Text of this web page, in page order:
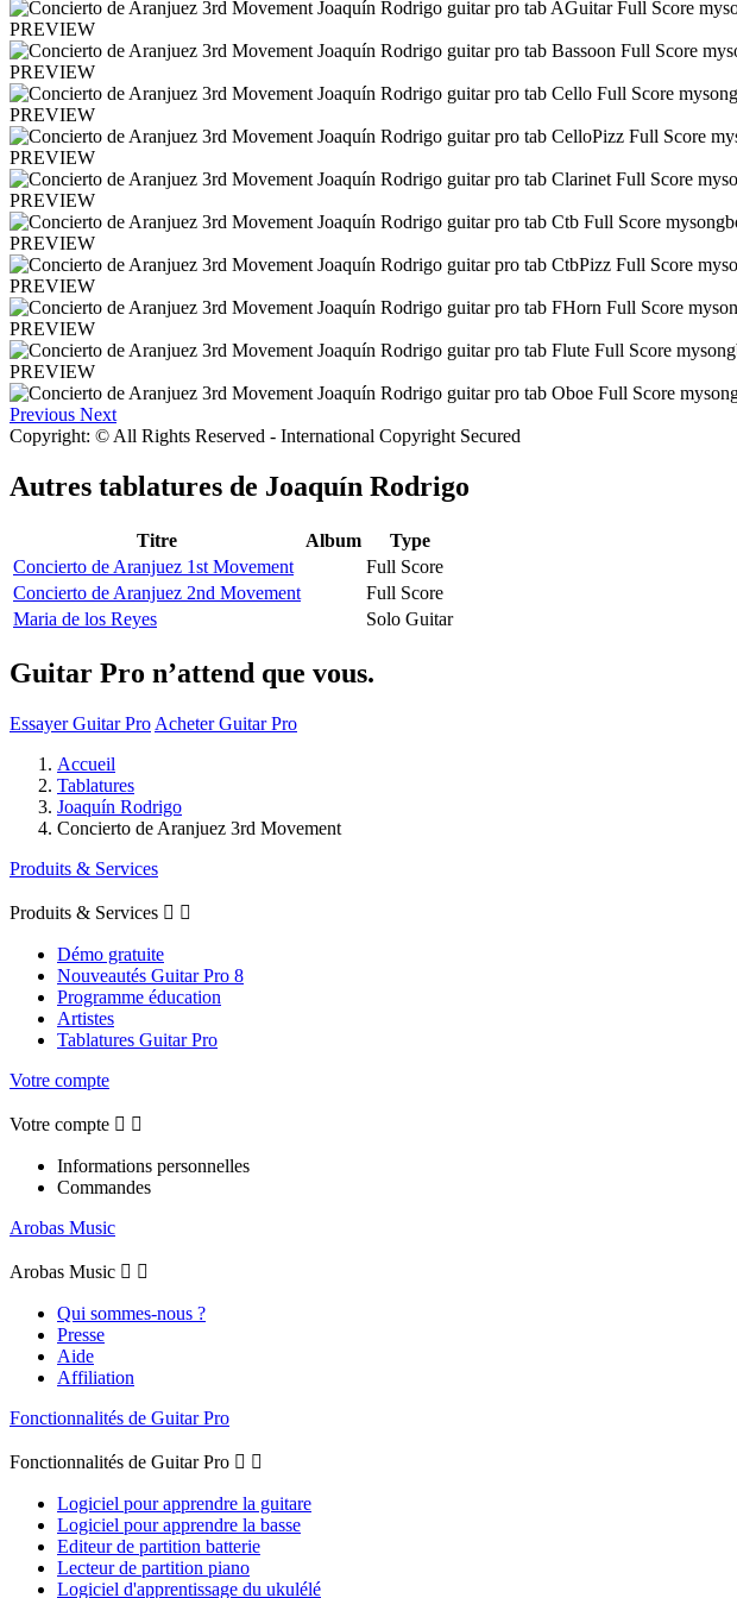
PREVIEW
PREVIEW
PREVIEW
PREVIEW
PREVIEW
PREVIEW
PREVIEW
PREVIEW
PREVIEW
Previous Next
Copyright: © All Rights Reserved - International Copyright Secured
Autres tablatures de Joaquín Rodrigo
Titre Album
Type
Concierto de Aranjuez 1st Movement
Full Score
Concierto de Aranjuez 2nd Movement
Full Score
Maria de los Reyes
Solo Guitar
Guitar Pro n’attend que vous.
Essayer Guitar Pro Acheter Guitar Pro
Accueil
Tablatures
Joaquín Rodrigo
Concierto de Aranjuez 3rd Movement
Produits & Services
Produits & Services  
Démo gratuite
Nouveautés Guitar Pro 8
Programme éducation
Artistes
Tablatures Guitar Pro
Votre compte
Votre compte  
Informations personnelles
Commandes
Arobas Music
Arobas Music  
Qui sommes-nous ?
Presse
Aide
Affiliation
Fonctionnalités de Guitar Pro
Fonctionnalités de Guitar Pro  
Logiciel pour apprendre la guitare
Logiciel pour apprendre la basse
Editeur de partition batterie
Lecteur de partition piano
Logiciel d'apprentissage du ukulélé